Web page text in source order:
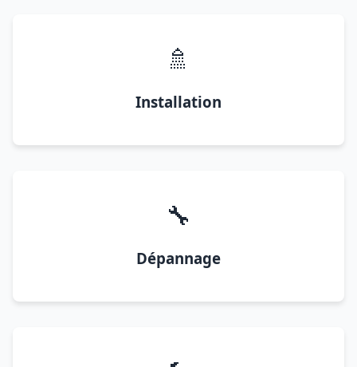
🚿
Installation
🔧
Dépannage